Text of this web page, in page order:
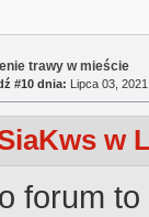
trawy w mieście
#10 dnia: Lipca 03,
w
forum